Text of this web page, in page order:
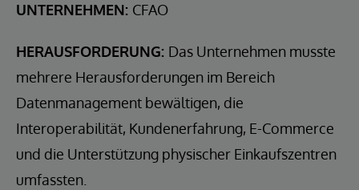
UNTERNEHMEN: CFAO
HERAUSFORDERUNG: Das Unternehmen musste
mehrere Herausforderungen im Bereich
Datenmanagement bewältigen, die
Interoperabilität, Kundenerfahrung, E-Commerce
und die Unterstützung physischer Einkaufszentren
umfassten.